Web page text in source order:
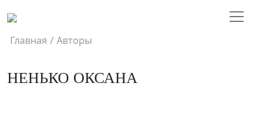
Главная / Авторы
НЕНЬКО ОКСАНА